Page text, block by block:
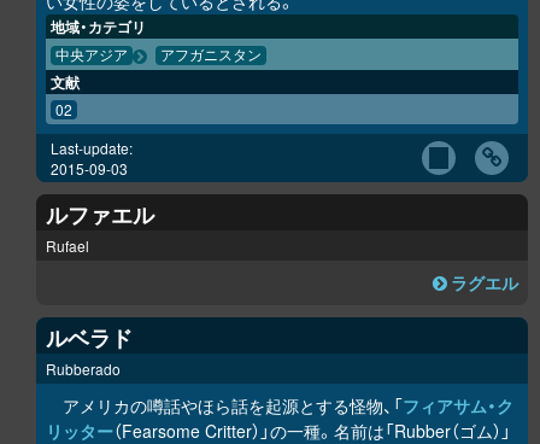
地域・カテゴリ
中央アジア アフガニスタン
文献
02
Last-update:
2015-09-03
ルファエル
Rufael
ラグエル
ルベラド
Rubberado
アメリカの噂話やほら話を起源とする怪物、「フィアサム・ク
リッター（Fearsome Critter）」の一種。名前は「Rubber（ゴム）」